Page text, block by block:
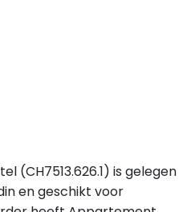
(CH7513.626.1) is gelegen
en geschikt voor